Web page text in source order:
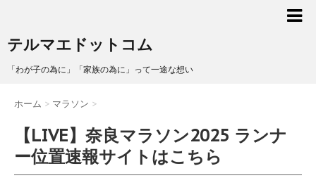
テルマエドットコム
「わが子の為に」「家族の為に」って一途な想い
ホーム > マラソン >
【LIVE】奈良マラソン2025 ランナ
ー位置速報サイトはこちら